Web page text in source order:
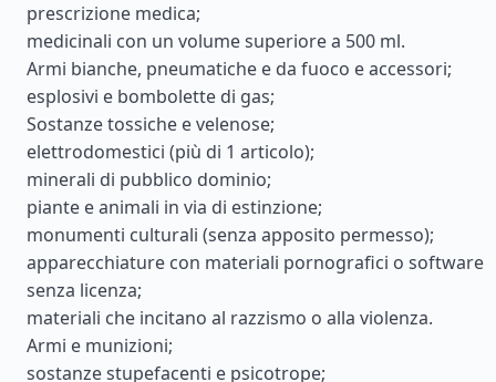
prescrizione medica;
medicinali con un volume superiore a 500 ml.
Armi bianche, pneumatiche e da fuoco e accessori;
esplosivi e bombolette di gas;
Sostanze tossiche e velenose;
elettrodomestici (più di 1 articolo);
minerali di pubblico dominio;
piante e animali in via di estinzione;
monumenti culturali (senza apposito permesso);
apparecchiature con materiali pornografici o software
senza licenza;
materiali che incitano al razzismo o alla violenza.
Armi e munizioni;
sostanze stupefacenti e psicotrope;